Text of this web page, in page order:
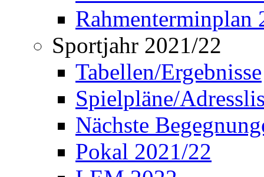
Rahmenterminplan
Sportjahr 2021/22
Tabellen/Ergebnisse
Spielpläne/
Nächste
Pokal 2021/22